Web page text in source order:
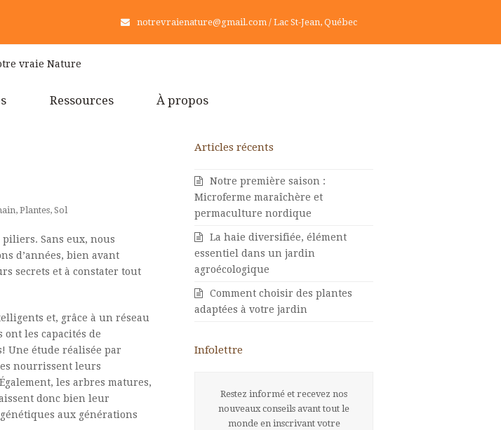
notrevraienature@gmail.com / Lac St-Jean, Québec
Ressources À propos
, Plantes, Sol
Sans eux, nous
d’années, bien avant
secrets et à constater tout
et, grâce à un réseau
les capacités de
Une étude réalisée par
nourrissent leurs
les arbres matures,
donc bien leur
aux générations
Articles récents
Notre première saison :
Microferme maraîchère et
permaculture nordique
La haie diversifiée, élément
essentiel dans un jardin
agroécologique
Comment choisir des plantes
adaptées à votre jardin
Infolettre
Restez informé et recevez nos
nouveaux conseils avant tout le
monde en inscrivant votre